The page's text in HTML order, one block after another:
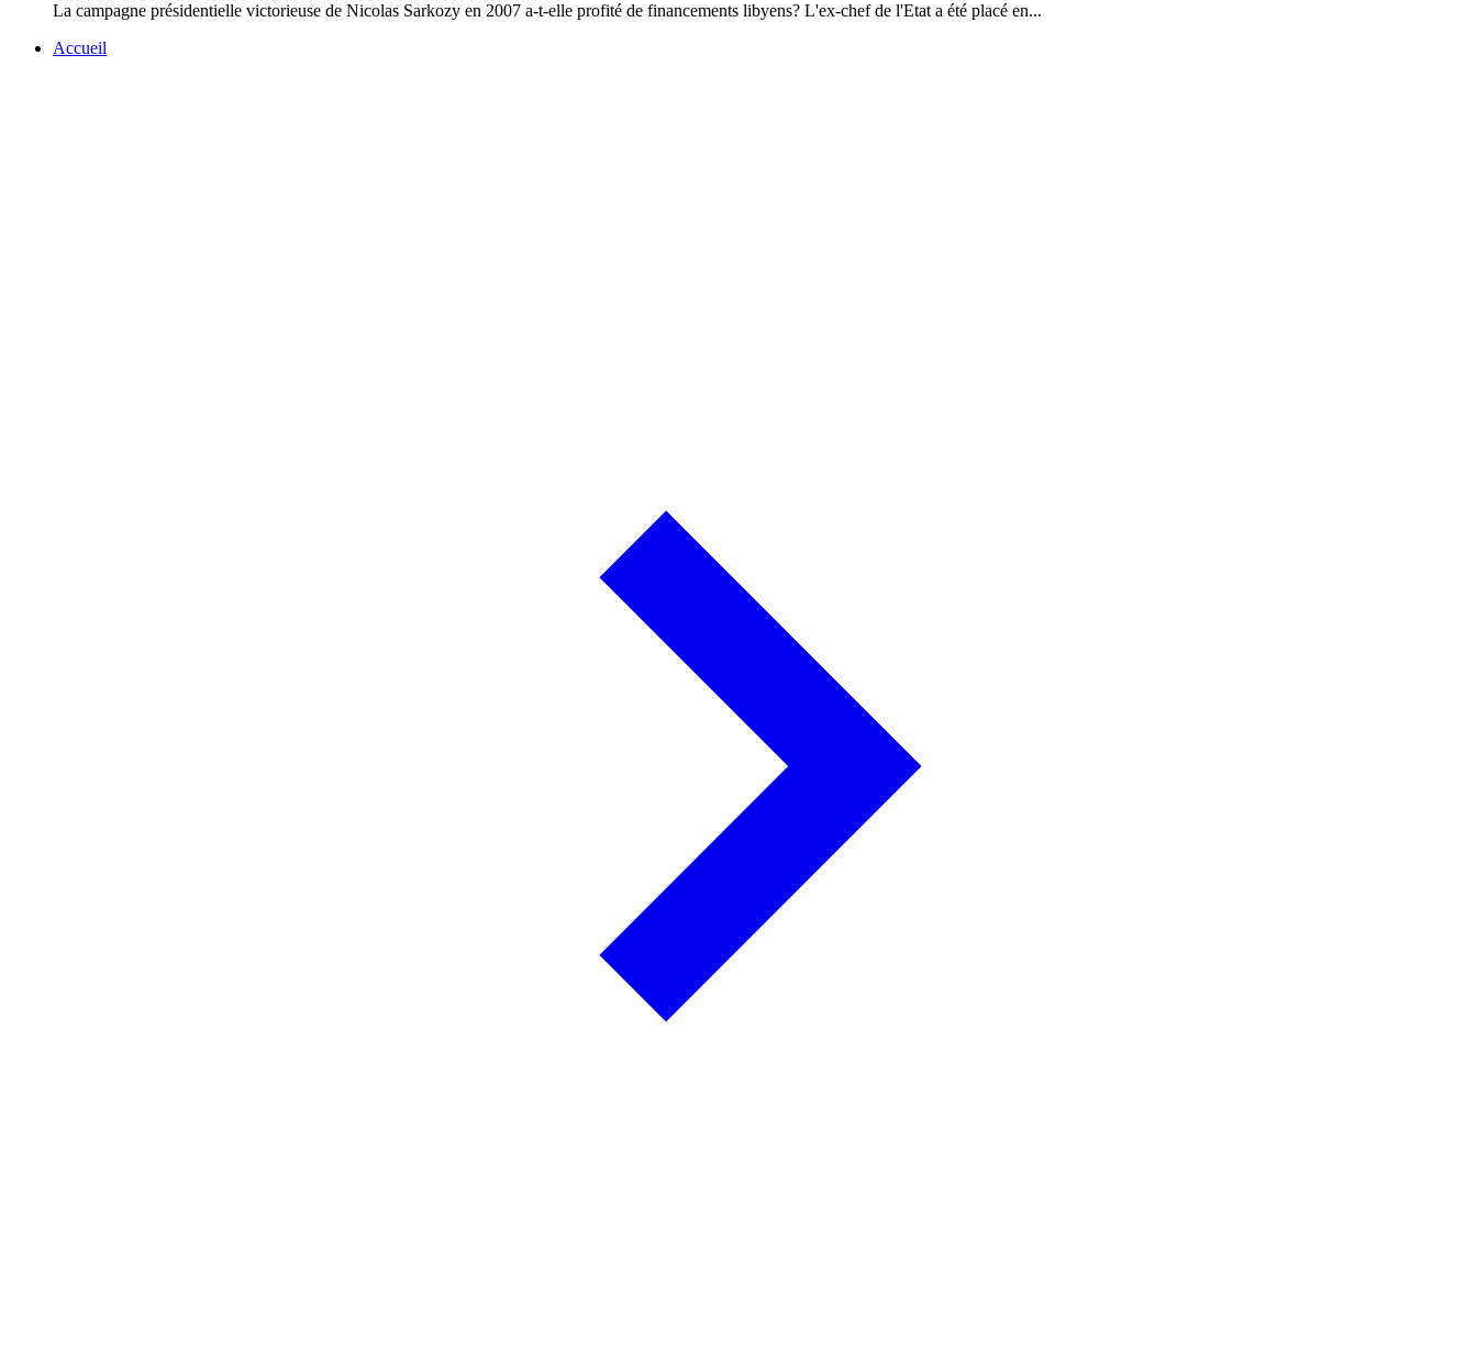
La campagne présidentielle victorieuse de Nicolas Sarkozy en 2007 a-t-elle profité de financements libyens? L'ex-chef de l'Etat a été placé en...
Accueil